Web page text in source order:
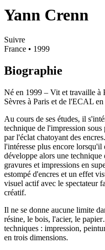
Yann Crenn
Suivre
France • 1999
Biographie
Né en 1999 – Vit et travaille à
Sèvres à Paris et de l'ECAL en
Au cours de ses études, il
technique de l'impression
par l'éclat chatoyant des
l'intéresse plus encore lorsqu'il
développe alors une
gravures et impressions en
estompé d'encres et un effet
visuel actif avec le spectateur
créatif.
Il ne se donne aucune limite
résine, le bois, l'acier, le
techniques : impression,
en trois dimensions.